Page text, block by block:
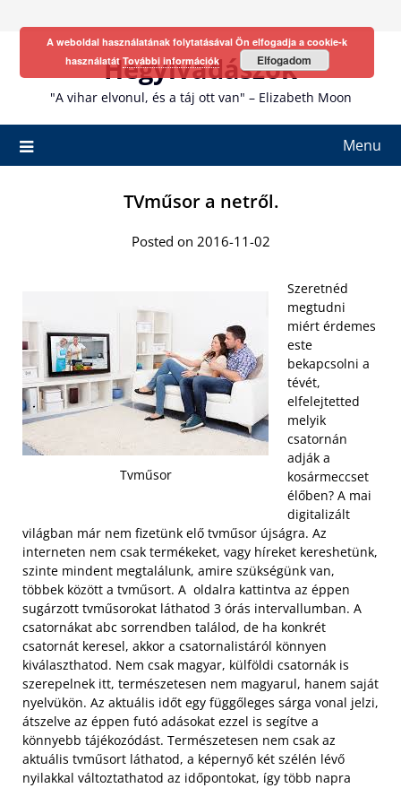
Hegyivadászok
"A vihar elvonul, és a táj ott van" – Elizabeth Moon
Menu
TVműsor a netről.
Posted on 2016-11-02
Tvműsor
Szeretnéd
megtudni
miért érdemes
este
bekapcsolni a
tévét,
elfelejtetted
melyik
csatornán
adják a
kosármeccset
élőben? A mai
digitalizált
világban már nem fizetünk elő tvműsor újságra. Az
interneten nem csak termékeket, vagy híreket kereshetünk,
szinte mindent megtalálunk, amire szükségünk van,
többek között a tvműsort. A oldalra kattintva az éppen
sugárzott tvműsorokat láthatod 3 órás intervallumban. A
csatornákat abc sorrendben találod, de ha konkrét
csatornát keresel, akkor a csatornalistáról könnyen
kiválaszthatod. Nem csak magyar, külföldi csatornák is
szerepelnek itt, természetesen nem magyarul, hanem saját
nyelvükön. Az aktuális időt egy függőleges sárga vonal jelzi,
átszelve az éppen futó adásokat ezzel is segítve a
könnyebb tájékozódást. Természetesen nem csak az
aktuális tvműsort láthatod, a képernyő két szélén lévő
nyilakkal változtathatod az időpontokat, így több napra
A weboldal használatának folytatásával Ön elfogadja a cookie-k
használatátTovábbi információk Elfogadom